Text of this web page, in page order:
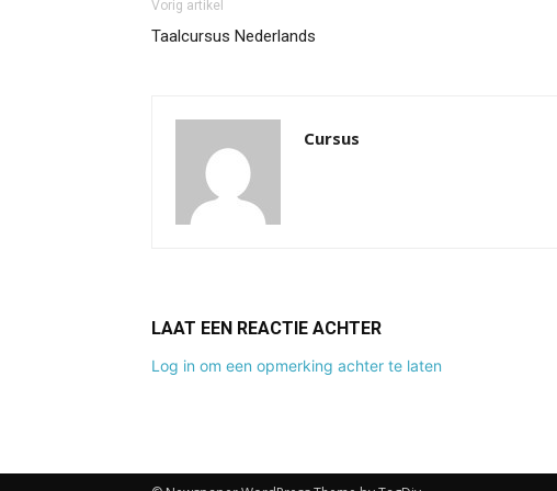
Vorig artikel
Taalcursus Nederlands
Cursus
LAAT EEN REACTIE ACHTER
Log in om een opmerking achter te laten